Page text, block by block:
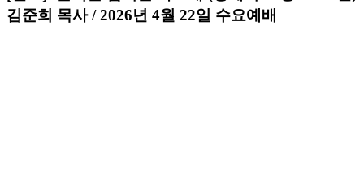
김준희 목사 / 2026년 4월 22일 수요예배